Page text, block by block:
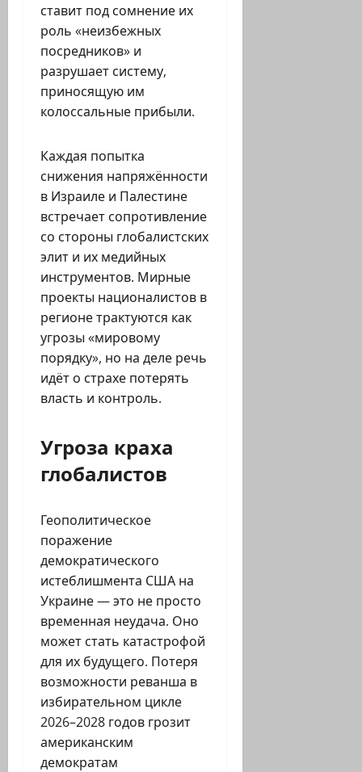
ставит под сомнение их
роль «неизбежных
посредников» и
разрушает систему,
приносящую им
колоссальные прибыли.
Каждая попытка
снижения напряжённости
в Израиле и Палестине
встречает сопротивление
со стороны глобалистских
элит и их медийных
инструментов. Мирные
проекты националистов в
регионе трактуются как
угрозы «мировому
порядку», но на деле речь
идёт о страхе потерять
власть и контроль.
Угроза краха
глобалистов
Геополитическое
поражение
демократического
истеблишмента США на
Украине — это не просто
временная неудача. Оно
может стать катастрофой
для их будущего. Потеря
возможности реванша в
избирательном цикле
2026–2028 годов грозит
американским
демократам